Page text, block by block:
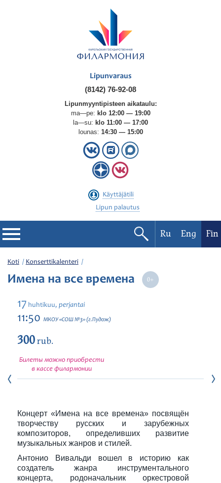
Lipunvaraus
(8142) 76-92-08
Lipunmyyntipisteen aikataulu:
ma—pe: klo 12:00 — 19:00
la—su: klo 11:00 — 17:00
lounas: 14:30 — 15:00
Käyttäjätili
Lipun palautus
Filharmonia
Festivaalit
Ru Eng Fin
Koti Konserttikalenteri
Имена на все времена
17 huhtikuu, perjantai
11:50 МКОУ «СОШ №3» (г.Пудож)
300rub.
Билеты можно приобрести
в кассе филармонии
Концерт «Имена на все времена» посвящён
творчеству русских и зарубежных
композиторов, определивших развитие
музыкальных жанров и стилей.
Антонио Вивальди вошел в историю как
создатель жанра инструментального
концерта, родоначальник оркестровой